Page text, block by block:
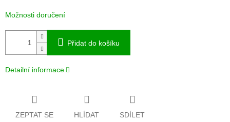
Možnosti doručení
Přidat do košíku
Detailní informace
ZEPTAT SE HLÍDAT SDÍLET